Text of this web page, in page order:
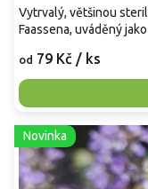
od 79 Kč / ks
Vytrvalý, většinou
Faassena, uváděný
Novinka